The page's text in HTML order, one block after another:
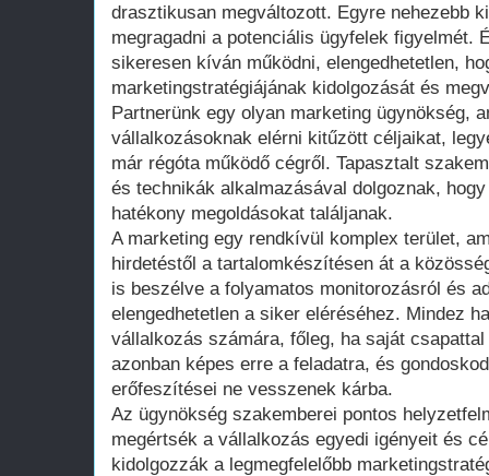
drasztikusan megváltozott. Egyre nehezebb
megragadni a potenciális ügyfelek figyelmét.
sikeresen kíván működni, elengedhetetlen,
marketingstratégiájának kidolgozását és
Partnerünk egy olyan marketing ügynökség,
vállalkozásoknak elérni kitűzött céljaikat,
már régóta működő cégről. Tapasztalt
és technikák alkalmazásával dolgoznak,
hatékony megoldásokat találjanak.
A marketing egy rendkívül komplex terület,
hirdetéstől a tartalomkészítésen át a
is beszélve a folyamatos monitorozásról és
elengedhetetlen a siker eléréséhez. Mindez
vállalkozás számára, főleg, ha saját
azonban képes erre a feladatra, és
erőfeszítései ne vesszenek kárba.
Az ügynökség szakemberei pontos
megértsék a vállalkozás egyedi igényeit és
kidolgozzák a legmegfelelőbb